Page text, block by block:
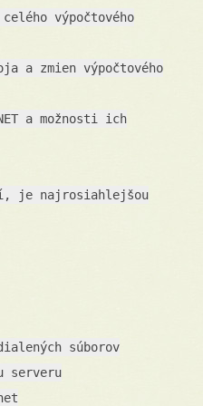
výpočtového
a zmien výpočtového
a možnosti ich
je najrosiahlejšou
súborov
serveru